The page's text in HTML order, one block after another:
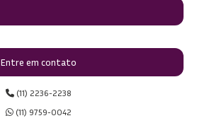
Entre em contato
(11) 2236-2238
(11) 9759-0042